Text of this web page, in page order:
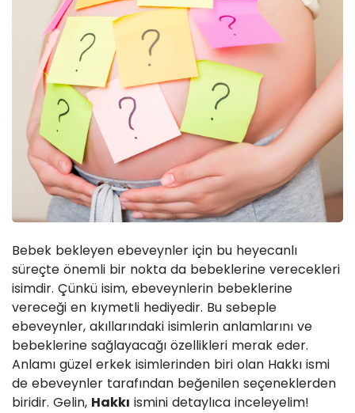
Bebek bekleyen ebeveynler için bu heyecanlı
süreçte önemli bir nokta da bebeklerine verecekleri
isimdir. Çünkü isim, ebeveynlerin bebeklerine
vereceği en kıymetli hediyedir. Bu sebeple
ebeveynler, akıllarındaki isimlerin anlamlarını ve
bebeklerine sağlayacağı özellikleri merak eder.
Anlamı güzel erkek isimlerinden biri olan Hakkı ismi
de ebeveynler tarafından beğenilen seçeneklerden
biridir. Gelin, Hakkı ismini detaylıca inceleyelim!